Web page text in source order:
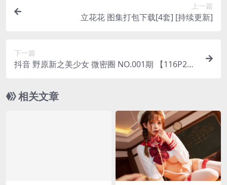
上一篇
立花花 图集打包下载[4套] [持续更新]
下一篇
抖音 野原新之美少女 微密圈 NO.001期 【116P2
相关文章